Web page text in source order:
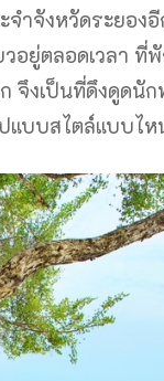
ำจังหวัดระยอง
ยู่ตลอดเวลา ที่
งเป็นที่ดึงดูดนัก
บบสไตล์แบบไห